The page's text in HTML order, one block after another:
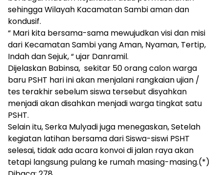
sehingga Wilayah Kacamatan Sambi aman dan
kondusif.
“ Mari kita bersama-sama mewujudkan visi dan misi
dari Kecamatan Sambi yang Aman, Nyaman, Tertip,
Indah dan Sejuk, “ ujar Danramil.
Dijelaskan Babinsa, sekitar 50 orang calon warga
baru PSHT hari ini akan menjalani rangkaian ujian /
tes terakhir sebelum siswa tersebut disyahkan
menjadi akan disahkan menjadi warga tingkat satu
PSHT.
Selain itu, Serka Mulyadi juga menegaskan, Setelah
kegiatan latihan bersama dari Siswa-siswi PSHT
selesai, tidak ada acara konvoi di jalan raya akan
tetapi langsung pulang ke rumah masing-masing.(*)